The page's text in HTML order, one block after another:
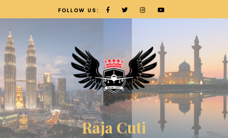
FOLLOW US:
Raja Cuti